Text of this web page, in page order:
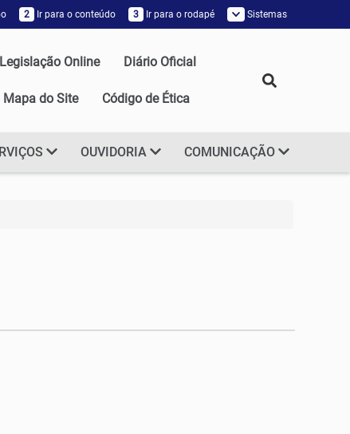
2 Ir para o conteúdo 3 Ir para o rodapé Sistemas
Legislação Online Diário Oficial
Mapa do Site Código de Ética
OUVIDORIA COMUNICAÇÃO